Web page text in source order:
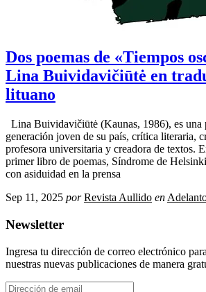
Dos poemas de «Tiempos
Lina Buividavičiūtė en
lituano
Lina Buividavičiūtė (Kaunas, 1986), es una
generación joven de su país, crítica literaria,
profesora universitaria y creadora de textos.
primer libro de poemas, Síndrome de
con asiduidad en la prensa
Sep 11, 2025 por Revista Aullido en
Newsletter
Ingresa tu dirección de correo electrónico
nuestras nuevas publicaciones de manera
Dirección